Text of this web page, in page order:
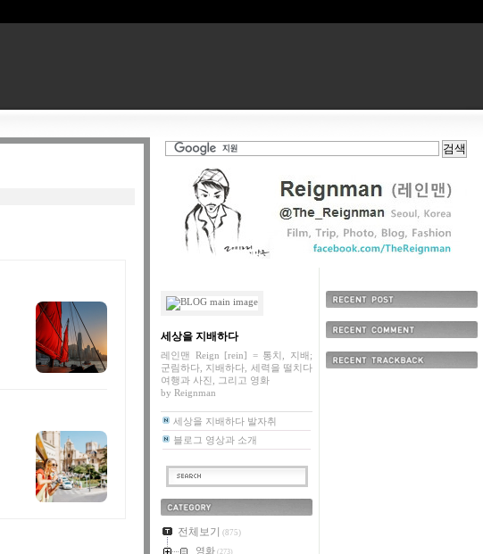
세상을 지배하다
레인맨 Reign [rein] = 통치, 지배;
군림하다, 지배하다, 세력을 떨치다
여행과 사진, 그리고 영화
by Reignman
세상을 지배하다 발자취
블로그 영상과 소개
카테고리
전체보기 (875)
영화 (273)